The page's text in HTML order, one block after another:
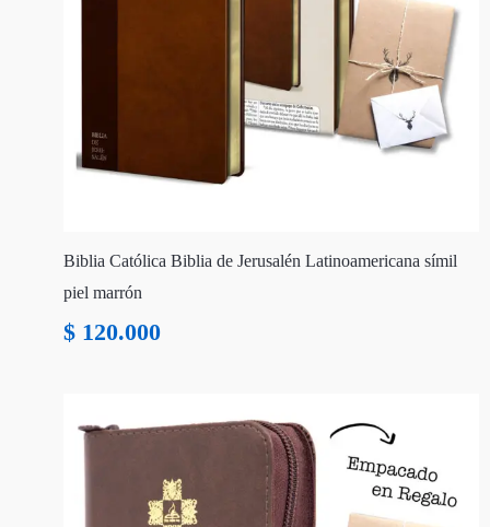
Biblia Católica Biblia de Jerusalén Latinoamericana símil
piel marrón
$ 120.000